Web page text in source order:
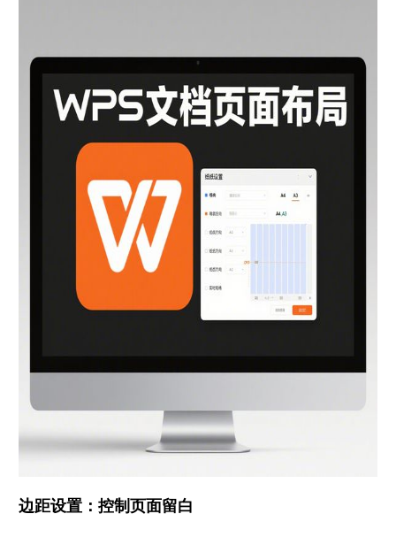
边距设置：控制页面留白